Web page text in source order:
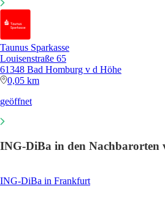
Taunus Sparkasse
Louisenstraße 65
61348 Bad Homburg v d Höhe
0,05 km
geöffnet
ING-DiBa in den Nachbarorten
ING-DiBa in Frankfurt